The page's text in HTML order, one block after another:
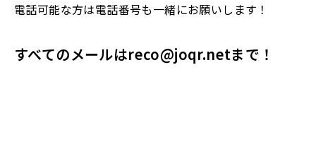
電話可能な方は電話番号も一緒にお願いします！
すべてのメールはreco@joqr.netまで！